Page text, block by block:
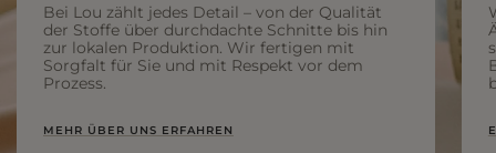
Bei Lou zählt jedes Detail – von der Qualität
der Stoffe über durchdachte Schnitte bis hin
zur lokalen Produktion. Wir fertigen mit
Sorgfalt für Sie und mit Respekt vor dem
Prozess.
MEHR ÜBER UNS ERFAHREN